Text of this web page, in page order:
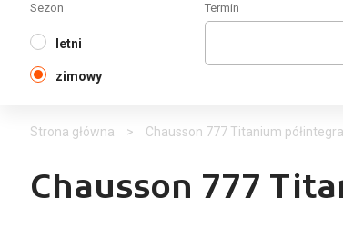
Sezon
letni
zimowy
Termin
Strona główna > Chausson 777 Titanium
Chausson 777